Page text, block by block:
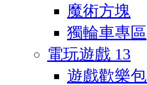
魔術方塊
獨輪車專區
電玩遊戲 13
遊戲歡樂包